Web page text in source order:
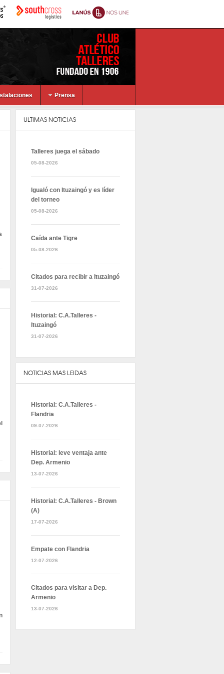
Prensa
ULTIMAS NOTICIAS
Talleres juega el sábado
05-08-2026
Igualó con Ituzaingó y es líder
del torneo
05-08-2026
Caída ante Tigre
05-08-2026
Citados para recibir a Ituzaingó
31-07-2026
Historial: C.A.Talleres -
Ituzaingó
31-07-2026
NOTICIAS MAS LEIDAS
Historial: C.A.Talleres -
Flandria
09-07-2026
Historial: leve ventaja ante
Dep. Armenio
13-07-2026
Historial: C.A.Talleres - Brown
(A)
17-07-2026
Empate con Flandria
12-07-2026
Citados para visitar a Dep.
Armenio
13-07-2026